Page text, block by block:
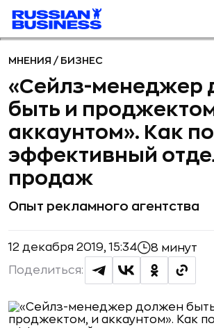
МНЕНИЯ / БИЗНЕС
«Сейлз-менеджер
быть и
аккаунтом». Как
эффективный
продаж
Опыт рекламного агентства
12 декабря 2019, 15:34 8 минут
Поделиться: